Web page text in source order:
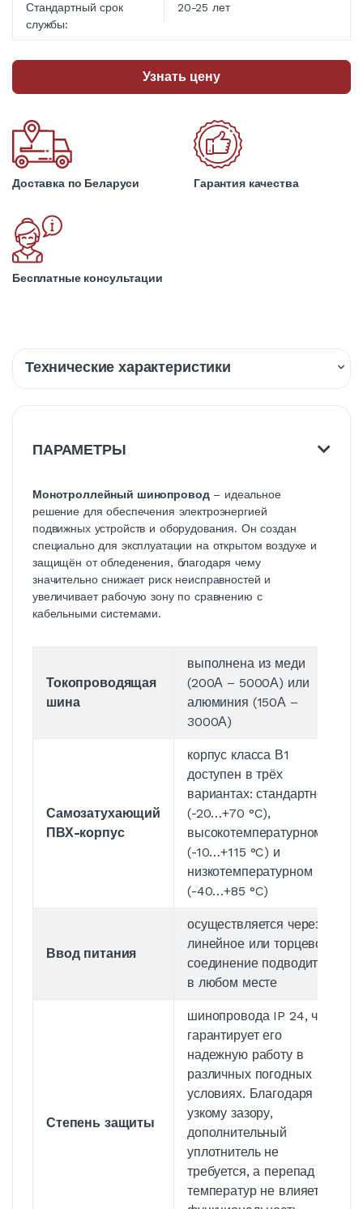
Стандартный срок
службы:
20-25 лет
Узнать цену
Доставка по Беларуси Гарантия качества
Бесплатные консультации
Технические характеристики
Описание
ПАРАМЕТРЫ
Монотроллейный шинопровод– идеальное
решение для обеспечения электроэнергией
подвижных устройств и оборудования. Он создан
специально для эксплуатации на открытом воздухе и
защищён от обледенения, благодаря чему
значительно снижает риск неисправностей и
увеличивает рабочую зону по сравнению с
кабельными системами.
Токопроводящая
шина
выполнена из меди
(200А – 5000А) или
алюминия (150А –
3000А)
Самозатухающий
ПВХ-корпус
корпус класса В1
доступен в трёх
вариантах: стандартном
(-20…+70 °C),
высокотемпературном
(-10…+115 °C) и
низкотемпературном
(-40…+85 °C)
Ввод питания
осуществляется через
линейное или торцевое
соединение подводится
в любом месте
Степень защиты
шинопровода IP 24, что
гарантирует его
надежную работу в
различных погодных
условиях. Благодаря
узкому зазору,
дополнительный
уплотнитель не
требуется, а перепад
температур не влияет на